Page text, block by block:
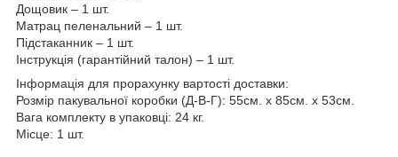
Дощовик – 1 шт.
Матрац пеленальний – 1 шт.
Підстаканник – 1 шт.
Інструкція (гарантійний талон) – 1 шт.
Інформація для прорахунку вартості доставки:
Розмір пакувальної коробки (Д-В-Г): 55см. х 85см. х 53см.
Вага комплекту в упаковці: 24 кг.
Місце: 1 шт.